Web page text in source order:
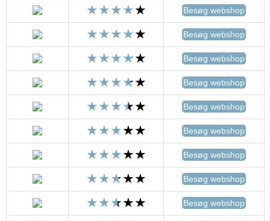
Besøg webshop
Besøg webshop
Besøg webshop
Besøg webshop
Besøg webshop
Besøg webshop
Besøg webshop
Besøg webshop
Besøg webshop